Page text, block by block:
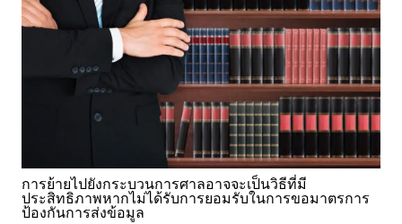
การย้ายไปยังกระบวนการศาลอาจจะเป็นวิธีที่มี
ประสิทธิภาพหากไม่ได้รับการยอมรับในการขอมาตรการ
ป้องกันการส่งข้อมูล